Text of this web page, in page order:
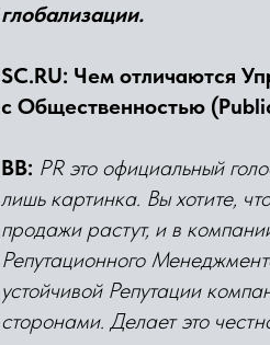
глобализации.
SC.RU: Чем отличаются
с Общественностью
BB: PR это официальный
лишь картинка. Вы хотите,
продажи растут, и в
Репутационного
устойчивой Репутации
сторонами. Делает это